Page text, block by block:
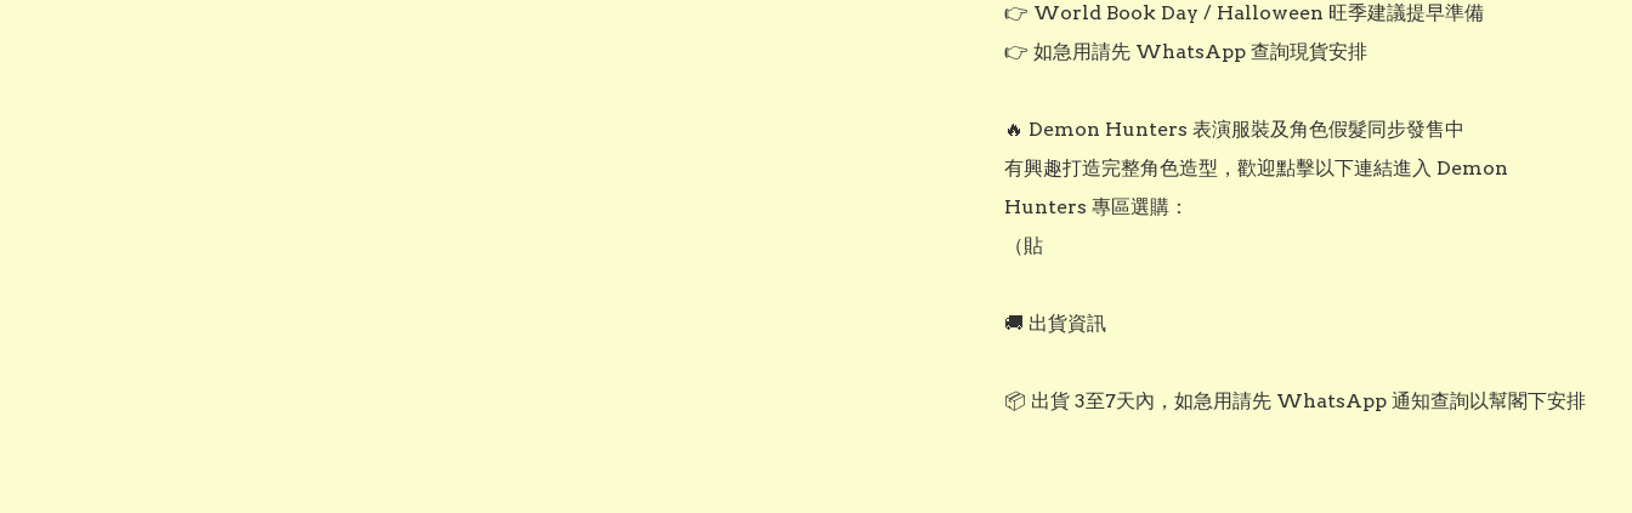
👉 World Book Day / Halloween 旺季建議提早準備
👉 如急用請先 WhatsApp 查詢現貨安排
🔥 Demon Hunters 表演服裝及角色假髮同步發售中
有興趣打造完整角色造型，歡迎點擊以下連結進入 Demon
Hunters 專區選購：
（貼
🚚 出貨資訊
📦 出貨 3至7天內，如急用請先 WhatsApp 通知查詢以幫閣下安排